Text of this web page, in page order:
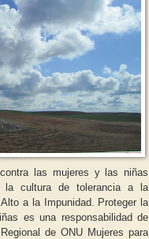
las mujeres y las niñas
cultura de tolerancia a la
a la Impunidad. Proteger la
es una responsabilidad de